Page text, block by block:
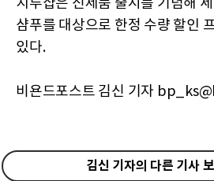
샴푸를 대상으로 한정 수량 할인
있다.
비욘드포스트 김신 기자
김신 기자의 다른 기사